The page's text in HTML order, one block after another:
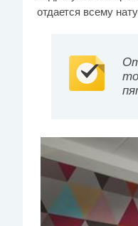
отдается всему